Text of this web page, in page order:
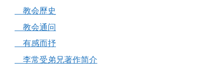
教会歷史
教会通问
有感而抒
李常受弟兄著作简介